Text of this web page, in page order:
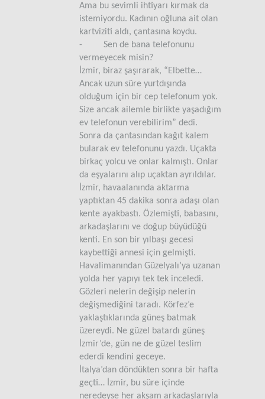
Ama bu sevimli ihtiyarı kırmak da
istemiyordu. Kadının oğluna ait olan
kartviziti aldı, çantasına koydu.
- Sen de bana telefonunu
vermeyecek misin?
İzmir, biraz şaşırarak, “Elbette…
Ancak uzun süre yurtdışında
olduğum için bir cep telefonum yok.
Size ancak ailemle birlikte yaşadığım
ev telefonun verebilirim” dedi.
Sonra da çantasından kağıt kalem
bularak ev telefonunu yazdı. Uçakta
birkaç yolcu ve onlar kalmıştı. Onlar
da eşyalarını alıp uçaktan ayrıldılar.
İzmir, havaalanında aktarma
yaptıktan 45 dakika sonra adaşı olan
kente ayakbastı. Özlemişti, babasını,
arkadaşlarını ve doğup büyüdüğü
kenti. En son bir yılbaşı gecesi
kaybettiği annesi için gelmişti.
Havalimanından Güzelyalı’ya uzanan
yolda her yapıyı tek tek inceledi.
Gözleri nelerin değişip nelerin
değişmediğini taradı. Körfez’e
yaklaştıklarında güneş batmak
üzereydi. Ne güzel batardı güneş
İzmir’de, gün ne de güzel teslim
ederdi kendini geceye.
İtalya’dan döndükten sonra bir hafta
geçti… İzmir, bu süre içinde
neredeyse her akşam arkadaşlarıyla